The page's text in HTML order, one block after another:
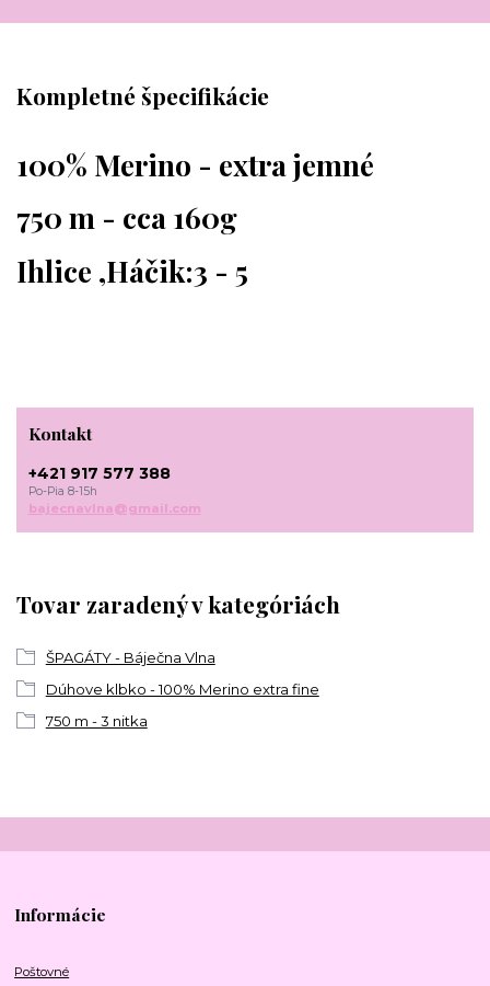
Kompletné špecifikácie
100% Merino - extra jemné
750 m - cca 160g
Ihlice ,Háčik:3 - 5
Tovar zaradený v kategóriách
ŠPAGÁTY - Báječna Vlna
Dúhove klbko - 100% Merino extra fine
750 m - 3 nitka
Kontakt
+421 917 577 388
Po-Pia 8-15h
bajecnavlna@gmail.com
Informácie
Poštovné